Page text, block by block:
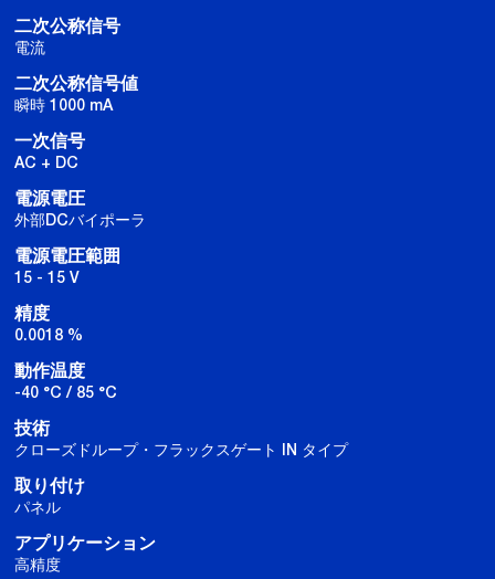
二次公称信号
電流
二次公称信号値
瞬時 1000 mA
一次信号
AC + DC
電源電圧
外部DCバイポーラ
電源電圧範囲
15 - 15 V
精度
0.0018 %
動作温度
-40 °C / 85 °C
技術
クローズドループ・フラックスゲート IN タイプ
取り付け
パネル
アプリケーション
高精度